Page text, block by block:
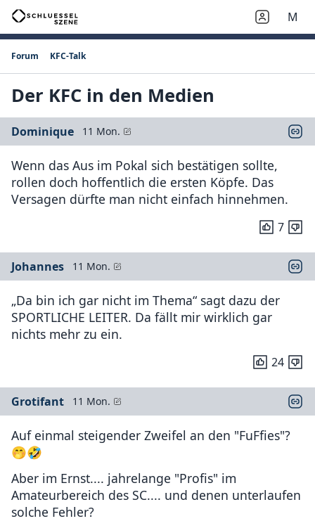
M
Forum KFC-Talk
Der KFC in den Medien
Dominique 11 Mon.
Wenn das Aus im Pokal sich bestätigen sollte,
rollen doch hoffentlich die ersten Köpfe. Das
Versagen dürfte man nicht einfach hinnehmen.
7
Johannes 11 Mon.
„Da bin ich gar nicht im Thema“ sagt dazu der
SPORTLICHE LEITER. Da fällt mir wirklich gar
nichts mehr zu ein.
24
Grotifant 11 Mon.
Auf einmal steigender Zweifel an den "FuFfies"?
🤭🤣
Aber im Ernst.... jahrelange "Profis" im
Amateurbereich des SC.... und denen unterlaufen
solche Fehler?